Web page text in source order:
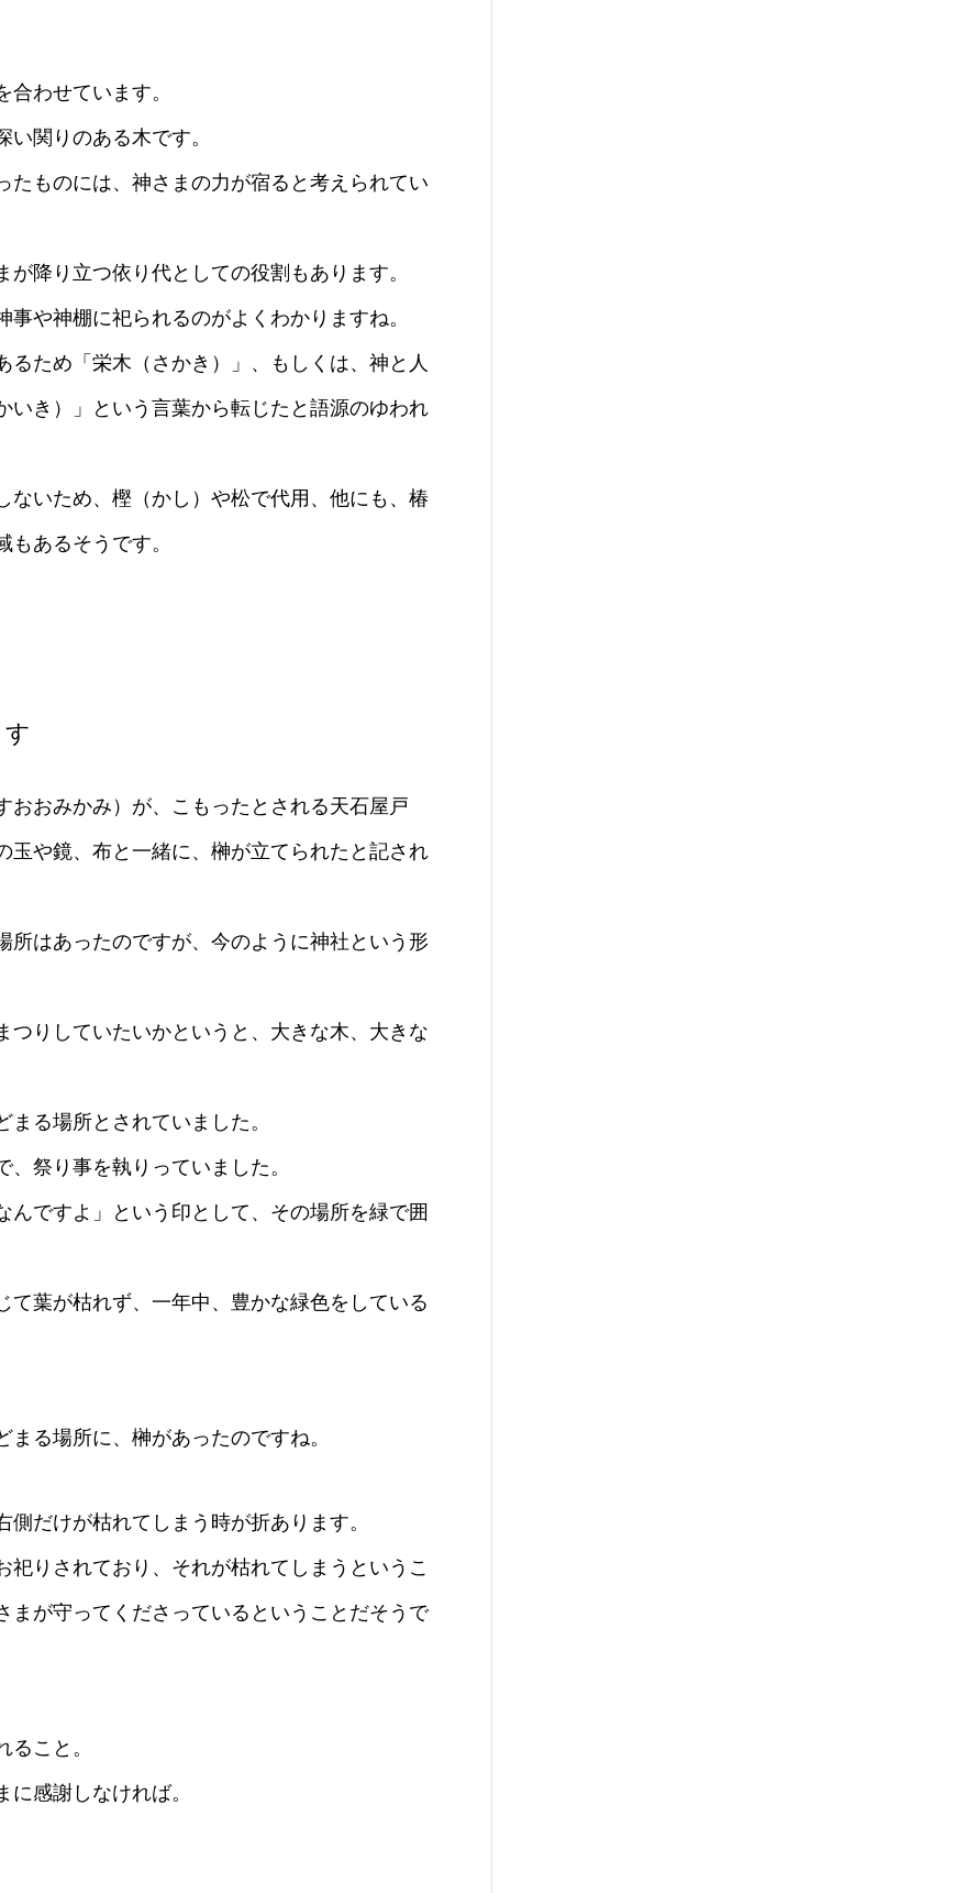
合わせています。
関りのある木です。
たものには、神さまの力が宿ると考えられてい
降り立つ依り代としての役割もあります。
や神棚に祀られるのがよくわかりますね。
ため「栄木（さかき）」、もしくは、神と人
いき）」という言葉から転じたと語源のゆわれ
ないため、樫（かし）や松で代用、他にも、椿
あるそうです。
おおみかみ）が、こもったとされる天石屋戸
玉や鏡、布と一緒に、榊が立てられたと記され
所はあったのですが、今のように神社という形
つりしていたいかというと、大きな木、大きな
る場所とされていました。
祭り事を執りっていました。
んですよ」という印として、その場所を緑で囲
て葉が枯れず、一年中、豊かな緑色をしている
る場所に、榊があったのですね。
だけが枯れてしまう時が折あります。
りされており、それが枯れてしまうというこ
まが守ってくださっているということだそうで
こと。
感謝しなければ。